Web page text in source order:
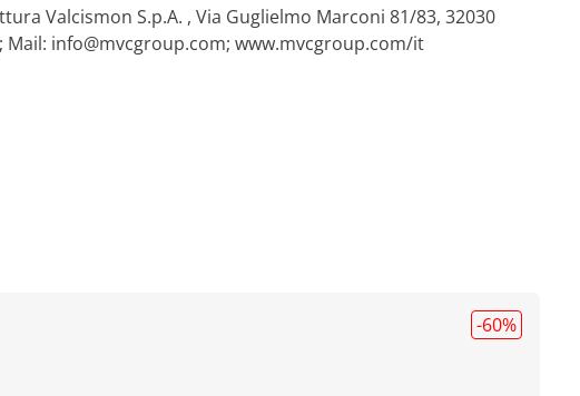
Valcismon S.p.A. , Via Guglielmo Marconi 81/83, 32030
Mail: info@mvcgroup.com; www.mvcgroup.com/it
-60%